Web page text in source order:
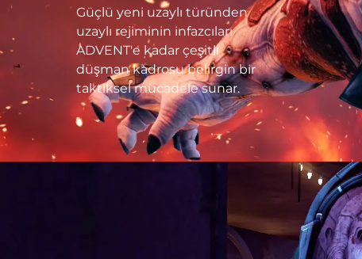
Güçlü yeni uzaylı türünden
uzaylı rejiminin infazcıları
ADVENT'e kadar çeşitli
düşman kadrosu belirgin bir
taktiksel mücadele sunar.